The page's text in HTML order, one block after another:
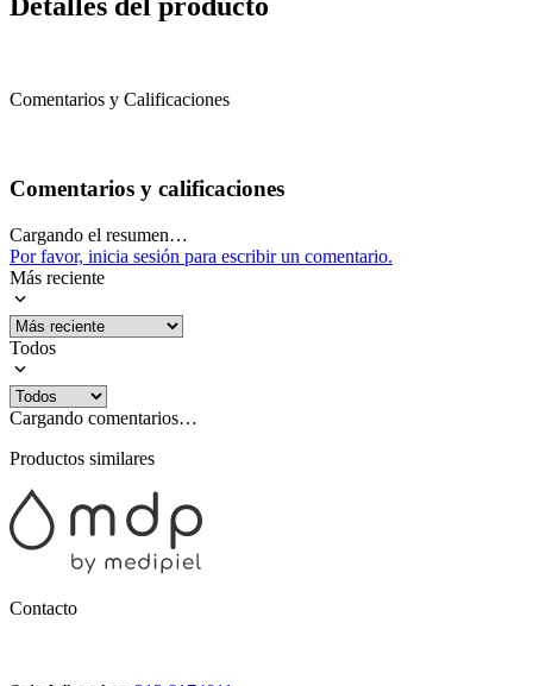
Detalles del producto
Comentarios y Calificaciones
Comentarios y calificaciones
Cargando el resumen…
Por favor, inicia sesión para escribir un comentario.
Más reciente
Todos
Cargando comentarios…
Productos similares
Contacto